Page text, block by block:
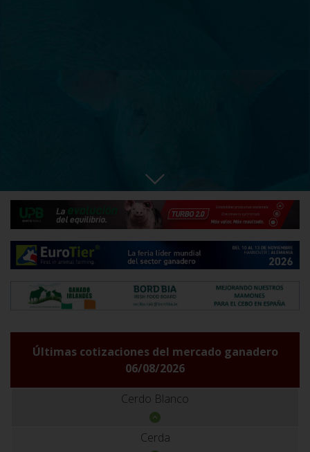
Últimas cotizaciones del mercado ganadero
06/08/2026
Cerdo Blanco
Cerda